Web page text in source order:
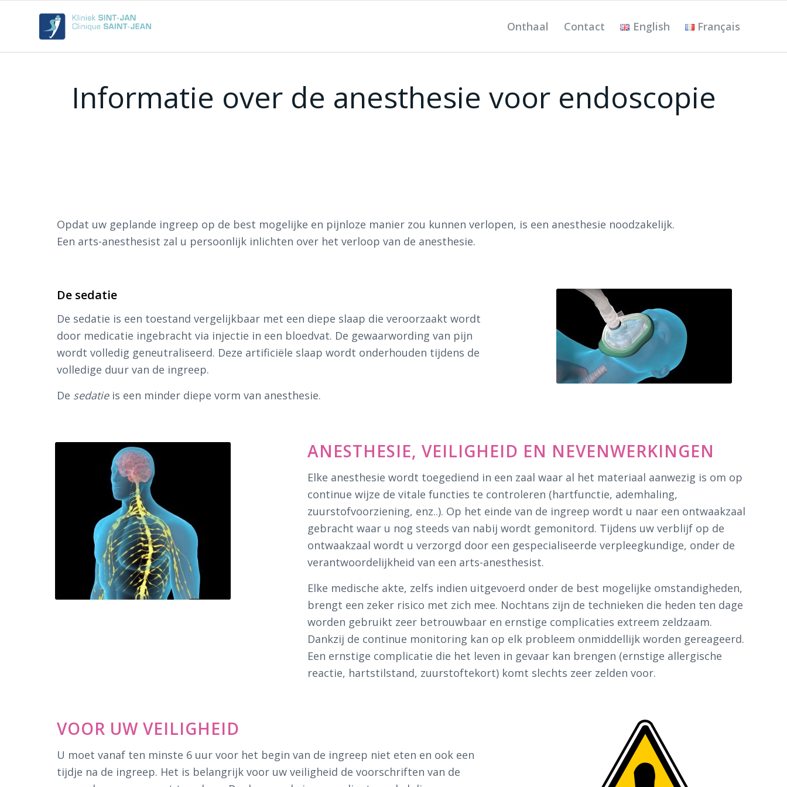
Onthaal Contact English Français
Informatie over de anesthesie voor endoscopie
Opdat uw geplande ingreep op de best mogelijke en pijnloze manier zou kunnen verlopen, is een anesthesie noodzakelijk.
Een arts-anesthesist zal u persoonlijk inlichten over het verloop van de anesthesie.
De sedatie
De sedatie is een toestand vergelijkbaar met een diepe slaap die veroorzaakt wordt
door medicatie ingebracht via injectie in een bloedvat. De gewaarwording van pijn
wordt volledig geneutraliseerd. Deze artificiële slaap wordt onderhouden tijdens de
volledige duur van de ingreep.
De sedatieis een minder diepe vorm van anesthesie.
ANESTHESIE, VEILIGHEID EN NEVENWERKINGEN
Elke anesthesie wordt toegediend in een zaal waar al het materiaal aanwezig is om op
continue wijze de vitale functies te controleren (hartfunctie, ademhaling,
zuurstofvoorziening, enz..). Op het einde van de ingreep wordt u naar een ontwaakzaal
gebracht waar u nog steeds van nabij wordt gemonitord. Tijdens uw verblijf op de
ontwaakzaal wordt u verzorgd door een gespecialiseerde verpleegkundige, onder de
verantwoordelijkheid van een arts-anesthesist.
Elke medische akte, zelfs indien uitgevoerd onder de best mogelijke omstandigheden,
brengt een zeker risico met zich mee. Nochtans zijn de technieken die heden ten dage
worden gebruikt zeer betrouwbaar en ernstige complicaties extreem zeldzaam.
Dankzij de continue monitoring kan op elk probleem onmiddellijk worden gereageerd.
Een ernstige complicatie die het leven in gevaar kan brengen (ernstige allergische
reactie, hartstilstand, zuurstoftekort) komt slechts zeer zelden voor.
VOOR UW VEILIGHEID
U moet vanaf ten minste 6 uur voor het begin van de ingreep niet eten en ook een
tijdje na de ingreep. Het is belangrijk voor uw veiligheid de voorschriften van de